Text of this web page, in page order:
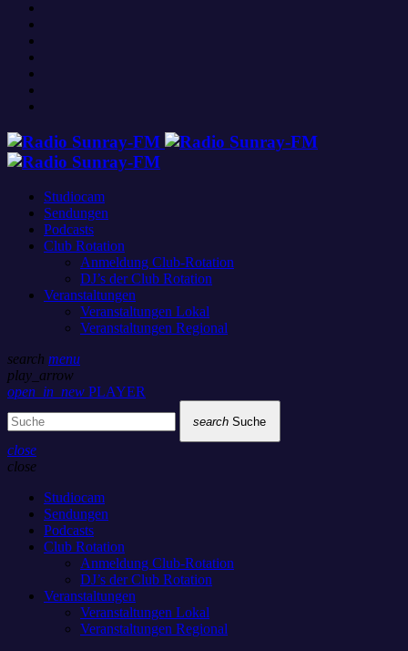
Studiocam
Sendungen
Podcasts
Club Rotation
Anmeldung Club-Rotation
DJ’s der Club Rotation
Veranstaltungen
Veranstaltungen Lokal
Veranstaltungen Regional
search menu
play_arrow
open_in_new PLAYER
search Suche
close
close
Studiocam
Sendungen
Podcasts
Club Rotation
Anmeldung Club-Rotation
DJ’s der Club Rotation
Veranstaltungen
Veranstaltungen Lokal
Veranstaltungen Regional